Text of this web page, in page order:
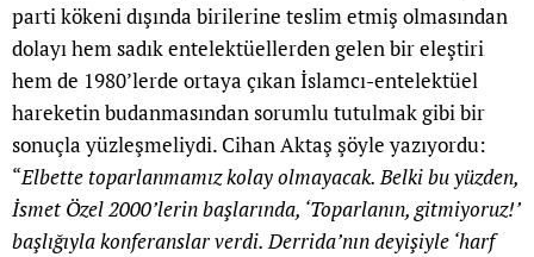
parti kökeni dışında birilerine teslim etmiş olmasından
dolayı hem sadık entelektüellerden gelen bir eleştiri
hem de 1980’lerde ortaya çıkan İslamcı-entelektüel
hareketin budanmasından sorumlu tutulmak gibi bir
sonuçla yüzleşmeliydi. Cihan Aktaş şöyle yazıyordu:
“Elbette toparlanmamız kolay olmayacak. Belki bu yüzden,
İsmet Özel 2000’lerin başlarında, ‘Toparlanın, gitmiyoruz!’
başlığıyla konferanslar verdi. Derrida’nın deyişiyle ‘harf